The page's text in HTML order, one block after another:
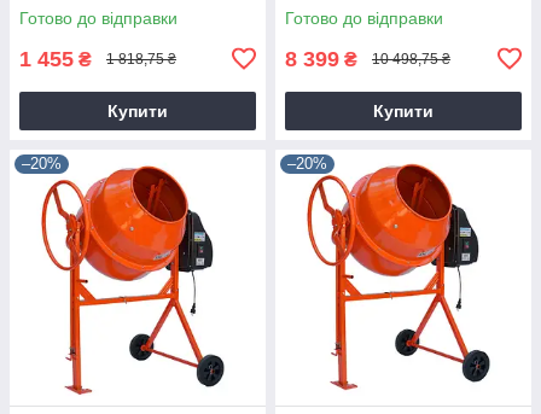
Готово до відправки
1 455 ₴ 1 818,75 ₴
Купити
Готово до відправки
8 399 ₴ 10 498,75 ₴
Купити
–20% –20%